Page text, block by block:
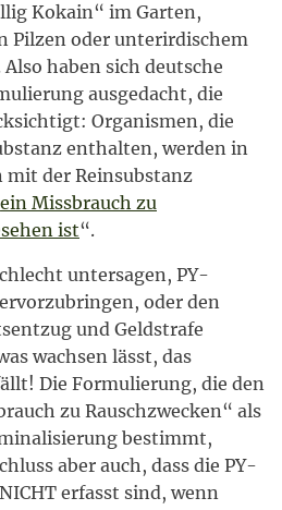
Kokain“ im Garten,
Pilzen oder unterirdischem
haben sich deutsche
ausgedacht, die
Organismen, die
enthalten, werden in
mit der Reinsubstanz
ein Missbrauch zu
ist“.
untersagen, PY-
oder den
und Geldstrafe
wachsen lässt, das
Die Formulierung, die den
zu Rauschzwecken“ als
bestimmt,
aber auch, dass die PY-
erfasst sind, wenn